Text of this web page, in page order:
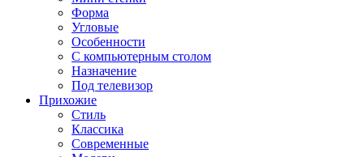
Форма
Угловые
Особенности
С компьютерным столом
Назначение
Под телевизор
Прихожие
Стиль
Классика
Современные